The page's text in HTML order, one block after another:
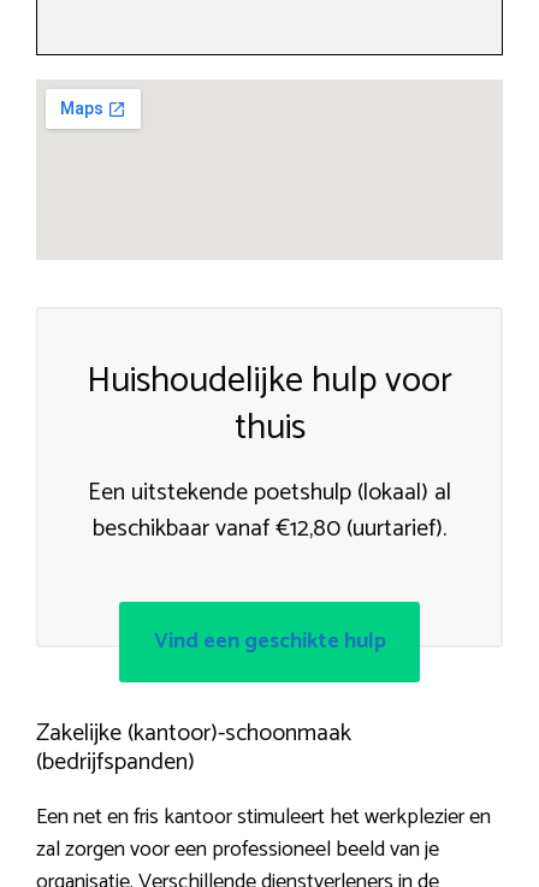
Huishoudelijke hulp voor
thuis
Een uitstekende poetshulp (lokaal) al
beschikbaar vanaf €12,80 (uurtarief).
Vind een geschikte hulp
Zakelijke (kantoor)-schoonmaak
(bedrijfspanden)
Een net en fris kantoor stimuleert het werkplezier en
zal zorgen voor een professioneel beeld van je